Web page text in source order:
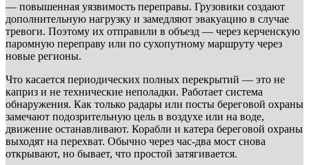
— повышенная уязвимость переправы. Грузовики создают
дополнительную нагрузку и замедляют эвакуацию в случае
тревоги. Поэтому их отправили в объезд — через керченскую
паромную переправу или по сухопутному маршруту через
новые регионы.
Что касается периодических полных перекрытий — это не
каприз и не технические неполадки. Работает система
обнаружения. Как только радары или посты береговой охраны
замечают подозрительную цель в воздухе или на воде,
движение останавливают. Корабли и катера береговой охраны
выходят на перехват. Обычно через час-два мост снова
открывают, но бывает, что простой затягивается.